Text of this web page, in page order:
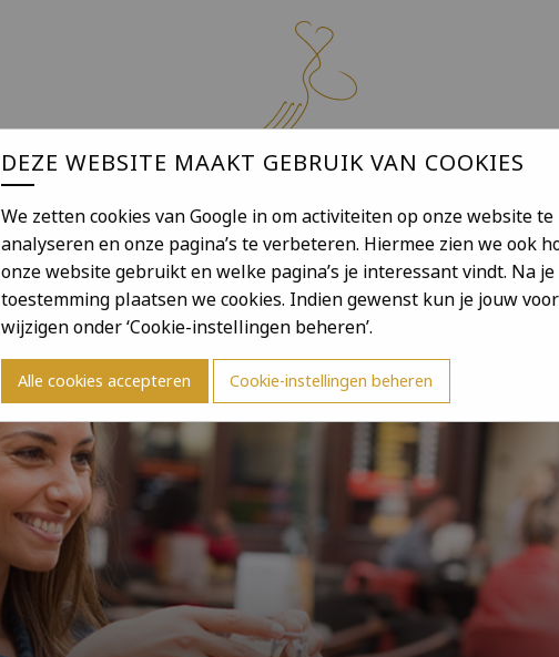
DE KOKKERIE THUIS LOCATIE CONTACT YURI
DEZE WEBSITE MAAKT GEBRUIK VAN COOKIES
We zetten cookies van Google in om activiteiten op onze website te
analyseren en onze pagina’s te verbeteren. Hiermee zien we ook
onze website gebruikt en welke pagina’s je interessant vindt. Na je
toestemming plaatsen we cookies. Indien gewenst kun je jouw
wijzigen onder ‘Cookie-instellingen beheren’.
Alle cookies accepteren Cookie-instellingen beheren